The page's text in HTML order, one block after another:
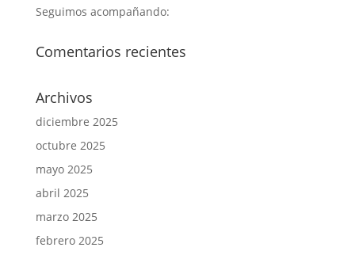
Seguimos acompañando:
Comentarios recientes
Archivos
diciembre 2025
octubre 2025
mayo 2025
abril 2025
marzo 2025
febrero 2025